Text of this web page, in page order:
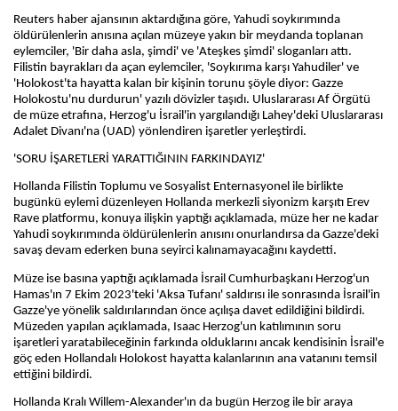
Reuters haber ajansının aktardığına göre, Yahudi soykırımında
öldürülenlerin anısına açılan müzeye yakın bir meydanda toplanan
eylemciler, 'Bir daha asla, şimdi' ve 'Ateşkes şimdi' sloganları attı.
Filistin bayrakları da açan eylemciler, 'Soykırıma karşı Yahudiler' ve
'Holokost'ta hayatta kalan bir kişinin torunu şöyle diyor: Gazze
Holokostu'nu durdurun' yazılı dövizler taşıdı. Uluslararası Af Örgütü
de müze etrafına, Herzog'u İsrail'in yargılandığı Lahey'deki Uluslararası
Adalet Divanı'na (UAD) yönlendiren işaretler yerleştirdi.
'SORU İŞARETLERİ YARATTIĞININ FARKINDAYIZ'
Hollanda Filistin Toplumu ve Sosyalist Enternasyonel ile birlikte
bugünkü eylemi düzenleyen Hollanda merkezli siyonizm karşıtı Erev
Rave platformu, konuya ilişkin yaptığı açıklamada, müze her ne kadar
Yahudi soykırımında öldürülenlerin anısını onurlandırsa da Gazze'deki
savaş devam ederken buna seyirci kalınamayacağını kaydetti.
Müze ise basına yaptığı açıklamada İsrail Cumhurbaşkanı Herzog'un
Hamas'ın 7 Ekim 2023'teki 'Aksa Tufanı' saldırısı ile sonrasında İsrail'in
Gazze'ye yönelik saldırılarından önce açılışa davet edildiğini bildirdi.
Müzeden yapılan açıklamada, Isaac Herzog'un katılımının soru
işaretleri yaratabileceğinin farkında olduklarını ancak kendisinin İsrail'e
göç eden Hollandalı Holokost hayatta kalanlarının ana vatanını temsil
ettiğini bildirdi.
Hollanda Kralı Willem-Alexander'ın da bugün Herzog ile bir araya